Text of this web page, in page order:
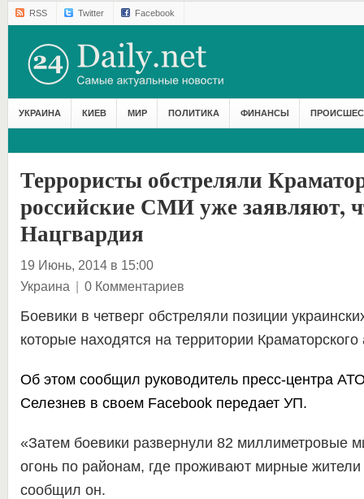
RSS Twitter Facebook
УКРАИНА КИЕВ МИР ПОЛИТИКА ФИНАНСЫ
Террористы обстреляли
российские СМИ уже заявляют,
Нацгвардия
19 Июнь, 2014 в 15:00
Украина | 0 Комментариев
Боевики в четверг обстреляли позиции
которые находятся на территории
Об этом сообщил руководитель пресс-центра
Селезнев в своем Facebookпередает УП.
«Затем боевики развернули 82 миллиметровые
огонь по районам, где проживают мирные
сообщил он.